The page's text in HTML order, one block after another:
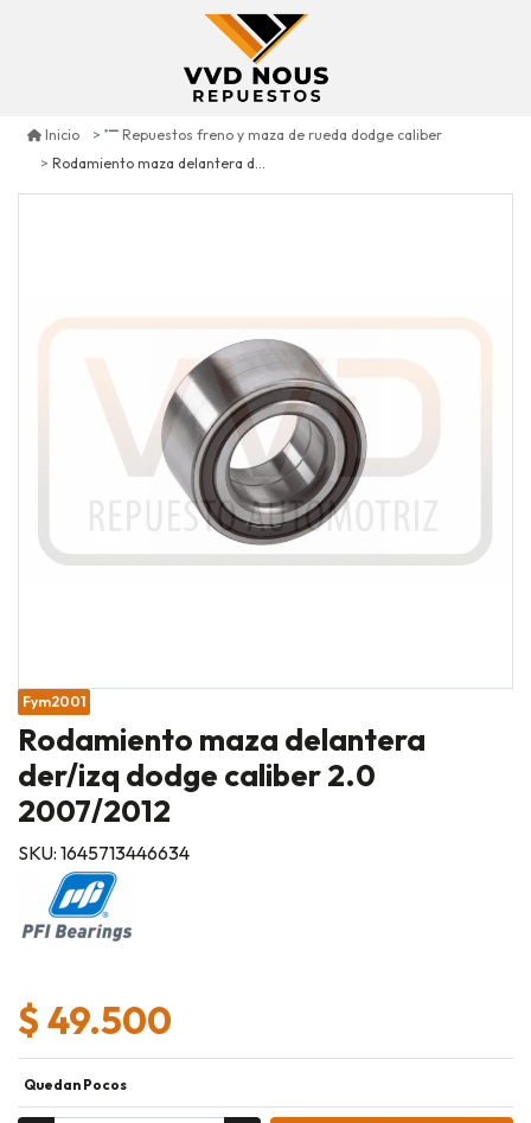
Inicio
Repuestos freno y maza de rueda dodge caliber
Rodamiento maza delantera der/izq dodge caliber 2.0 2007/2012
Fym2001
Rodamiento maza delantera
der/izq dodge caliber 2.0
2007/2012
SKU: 1645713446634
$ 49.500
Quedan Pocos